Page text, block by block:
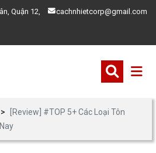
Quận 12,
cachnhietcorp@gmail.com
[Review] #TOP 5+ Các Loại Tôn